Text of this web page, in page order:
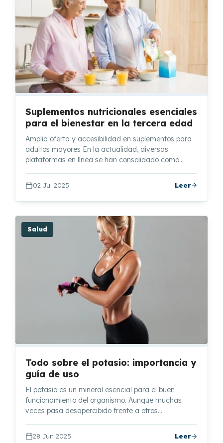
Suplementos nutricionales esenciales
para el bienestar en la tercera edad
Amplia oferta y accesibilidad en suplementos para
adultos mayores En la actualidad, diversas
plataformas en línea se han consolidado como…
02 Jul 2025 Leer
Salud
Todo sobre el potasio: importancia y
guía de uso
El potasio es un mineral esencial para el buen
funcionamiento del organismo. Aunque muchas
veces pasa desapercibido frente a otros…
28 Jun 2025 Leer